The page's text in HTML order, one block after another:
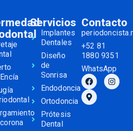
Servicios
Implantes
Dentales
Diseño
de
Sonrisa
Endodoncia
Ortodoncia
Prótesis
Dental
Contacto
+52 81
1880 9351
WhatsApp